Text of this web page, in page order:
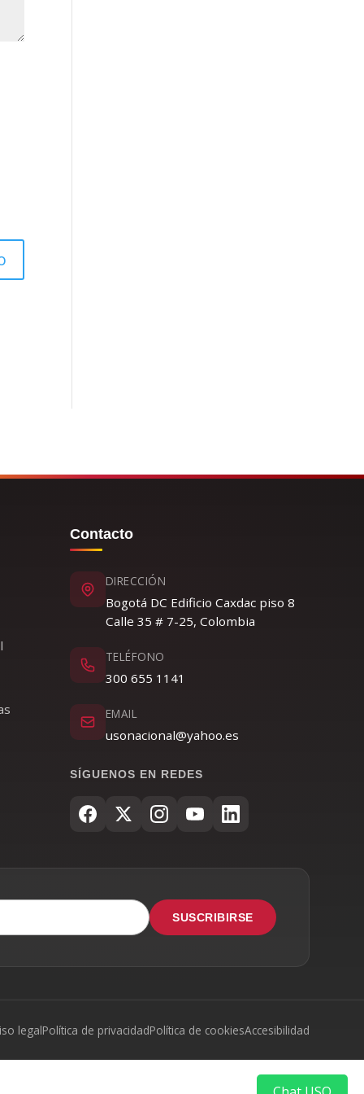
Contacto
DIRECCIÓN
Bogotá DC Edificio Caxdac piso 8
Calle 35 # 7-25, Colombia
TELÉFONO
300 655 1141
EMAIL
usonacional@yahoo.es
SÍGUENOS EN REDES
SUSCRIBIRSE
legalPolítica de privacidadPolítica de cookiesAccesibilidad